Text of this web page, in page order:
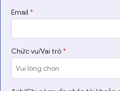
Email *
Chức vụ/Vai trò *